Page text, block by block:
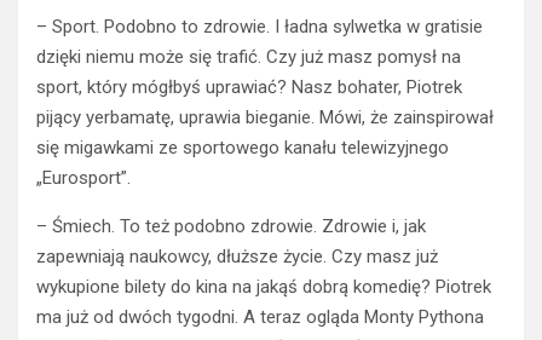
– Sport. Podobno to zdrowie. I ładna sylwetka w gratisie
dzięki niemu może się trafić. Czy już masz pomysł na
sport, który mógłbyś uprawiać? Nasz bohater, Piotrek
pijący yerbamatę, uprawia bieganie. Mówi, że zainspirował
się migawkami ze sportowego kanału telewizyjnego
„Eurosport”.
– Śmiech. To też podobno zdrowie. Zdrowie i, jak
zapewniają naukowcy, dłuższe życie. Czy masz już
wykupione bilety do kina na jakąś dobrą komedię? Piotrek
ma już od dwóch tygodni. A teraz ogląda Monty Pythona